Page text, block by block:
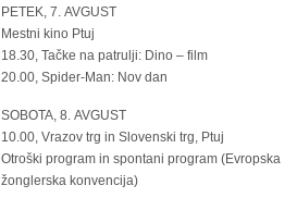
PETEK, 7. AVGUST
Mestni kino Ptuj
18.30, Tačke na patrulji: Dino – film
20.00, Spider-Man: Nov dan
SOBOTA, 8. AVGUST
10.00, Vrazov trg in Slovenski trg, Ptuj
Otroški program in spontani program (Evropska
žonglerska konvencija)